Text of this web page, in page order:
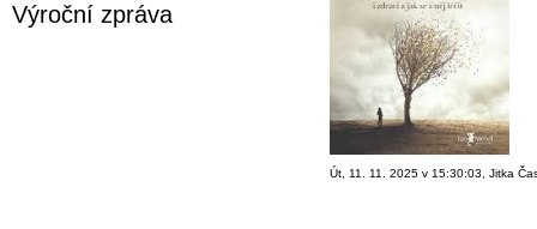
Výroční zpráva
Út, 11. 11. 2025 v 15:30:03, Jitka